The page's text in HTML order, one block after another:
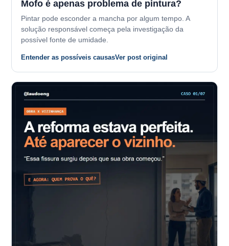
Mofo é apenas problema de pintura?
Pintar pode esconder a mancha por algum tempo. A
solução responsável começa pela investigação da
possível fonte de umidade.
Entender as possíveis causasVer post original